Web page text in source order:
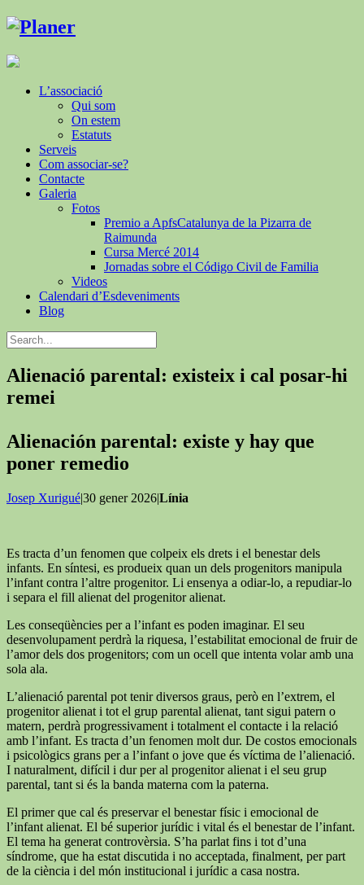
L’associació
Qui som
On estem
Estatuts
Serveis
Com associar-se?
Contacte
Galeria
Fotos
Premio a ApfsCatalunya de la Pizarra de
Raimunda
Cursa Mercé 2014
Jornadas sobre el Código Civil de Familia
Videos
Calendari d’Esdeveniments
Blog
Alienació parental: existeix i cal posar-hi
remei
Alienación parental: existe y hay que
poner remedio
Josep Xurigué|30 gener 2026|Línia
Es tracta d’un fenomen que colpeix els drets i el benestar dels
infants. En síntesi, es produeix quan un dels progenitors manipula
l’infant contra l’altre progenitor. Li ensenya a odiar-lo, a repudiar-lo
i separa el fill alienat del progenitor alienat.
Les conseqüències per a l’infant es poden imaginar. El seu
desenvolupament perdrà la riquesa, l’estabilitat emocional de fruir de
l’amor dels dos progenitors; com un ocell que intenta volar amb una
sola ala.
L’alienació parental pot tenir diversos graus, però en l’extrem, el
progenitor alienat i tot el grup parental alienat, tant sigui patern o
matern, perdrà progressivament i totalment el contacte i la relació
amb l’infant. Es tracta d’un fenomen molt dur. De costos emocionals
i psicològics grans per a l’infant o jove que és víctima de l’alienació.
I naturalment, difícil i dur per al progenitor alienat i el seu grup
parental, tant si és la banda materna com la paterna.
El primer que cal és preservar el benestar físic i emocional de
l’infant alienat. El bé superior jurídic i vital és el benestar de l’infant.
El tema ha generat controvèrsia. S’ha parlat fins i tot d’una
síndrome, que ha estat discutida i no acceptada, finalment, per part
de la ciència i del món institucional i jurídic a casa nostra.